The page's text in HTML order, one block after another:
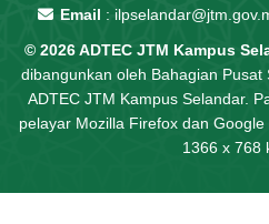
Email :
© 2026 ADTEC JTM Kampus
dibangunkan oleh Bahagian Pusat
ADTEC JTM Kampus Selandar.
pelayar Mozilla Firefox dan
1366 x 768